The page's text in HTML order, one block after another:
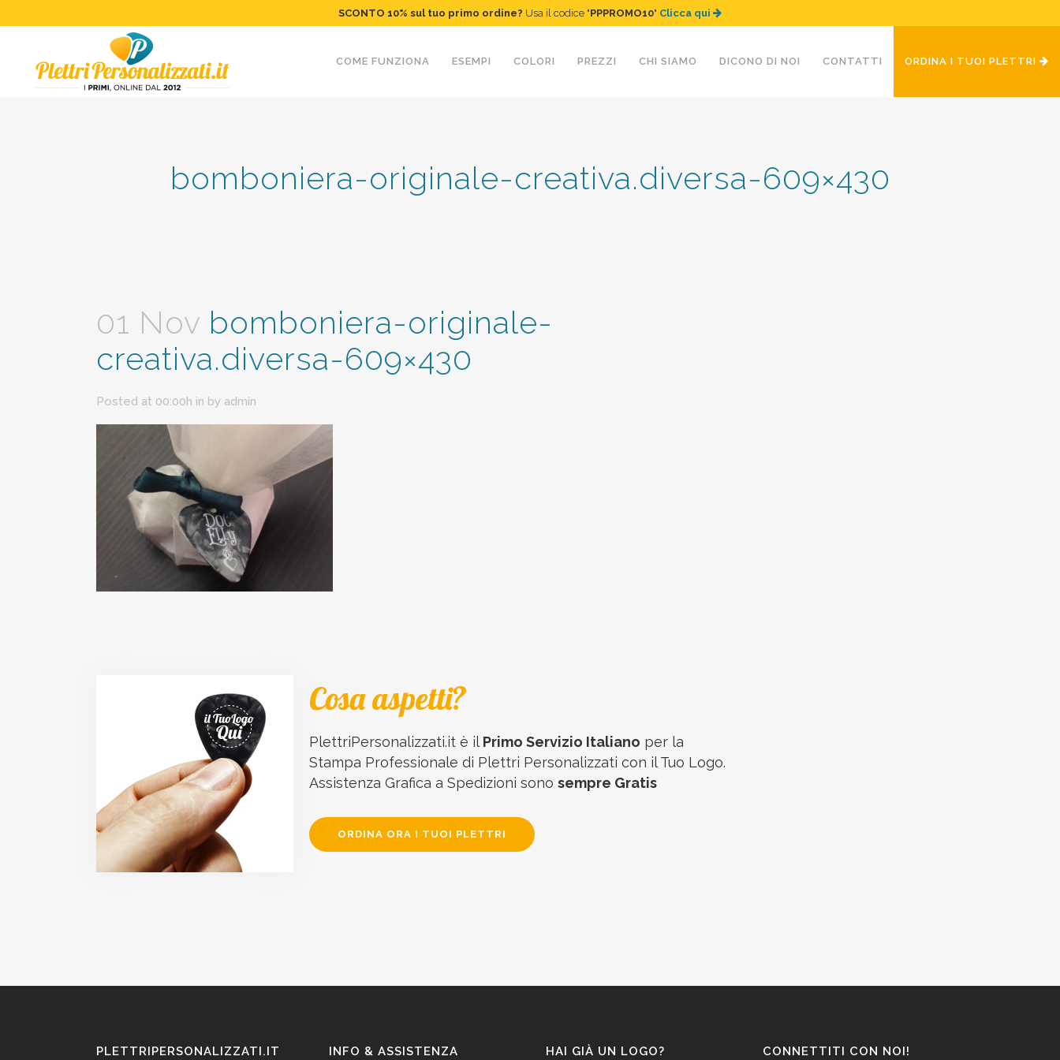
SCONTO 10% sul tuo primo ordine? Usa il codice "PPPROMO10" Clicca qui
COME FUNZIONA ESEMPI COLORI PREZZI CHI SIAMO DICONO DI NOI CONTATTI ORDINA I TUOI PLETTRI
bomboniera-originale-creativa.diversa-609×430
01 Nov bomboniera-originale-
creativa.diversa-609×430
Posted at 00:00h in by admin
Cosa aspetti?
PlettriPersonalizzati.it è il Primo Servizio Italiano per la
Stampa Professionale di Plettri Personalizzati con il Tuo Logo.
Assistenza Grafica a Spedizioni sono sempre Gratis
ORDINA ORA I TUOI PLETTRI
PLETTRIPERSONALIZZATI.IT INFO & ASSISTENZA HAI GIÀ UN LOGO? CONNETTITI CON NOI!